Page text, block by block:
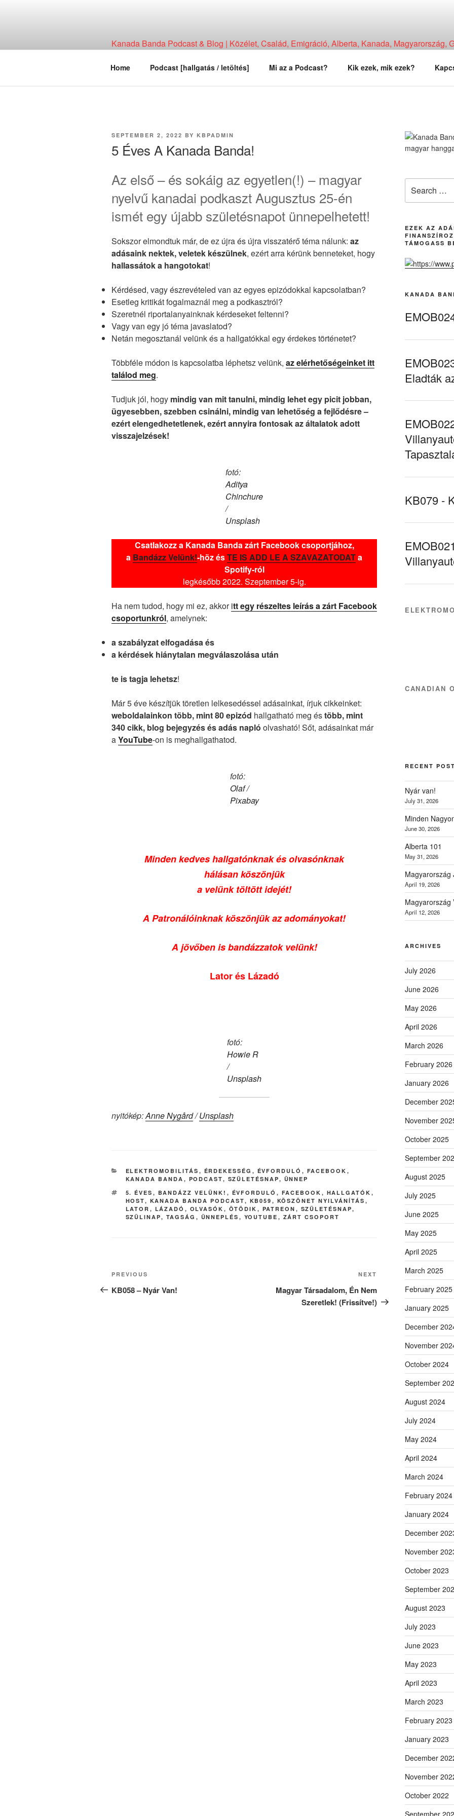
Kanada Banda Podcast & Blog | Közélet, Család, Emigráció, Alberta, Kanada, Magyarország,
Home Podcast [hallgatás / letöltés] Mi az a Podcast? Kik ezek, mik ezek?
POSTED
SEPTEMBER 2, 2022 BY KBPADMIN
5 Éves A Kanada Banda!
Az első – és sokáig az egyetlen(!) – magyar
nyelvű kanadai podkaszt Augusztus 25-én
ismét egy újabb születésnapot ünnepelhetett!
Sokszor elmondtuk már, de ez újra és újra visszatérő téma nálunk: az
adásaink nektek, veletek készülnek, ezért arra kérünk benneteket, hogy
hallassátok a hangotokat!
Kérdésed, vagy észrevételed van az egyes epizódokkal kapcsolatban?
Esetleg kritikát fogalmaznál meg a podkasztról?
Szeretnél riportalanyainknak kérdeseket feltenni?
Vagy van egy jó téma javaslatod?
Netán megosztanál velünk és a hallgatókkal egy érdekes történetet?
Többféle módon is kapcsolatba léphetsz velünk, az elérhetőségeinket itt
találod meg.
Tudjuk jól, hogy mindig van mit tanulni, mindig lehet egy picit jobban,
ügyesebben, szebben csinálni, mindig van lehetőség a fejlődésre –
ezért elengedhetetlenek, ezért annyira fontosak az általatok adott
visszajelzések!
fotó:
Aditya
Chinchure
/
Unsplash
Csatlakozz a Kanada Banda zárt Facebook csoportjához,
a Bandázz Velünk!-höz ésTE IS ADD LE A SZAVAZATODATa
Spotify-ról
legkésőbb 2022. Szeptember 5-ig.
Ha nem tudod, hogy mi ez, akkoritt egy részeltes leírás a zárt Facebook
csoportunkról, amelynek:
a szabályzat elfogadása és
a kérdések hiánytalan megválaszolása után
te is tagja lehetsz!
Már 5 éve készítjük töretlen lelkesedéssel adásainkat, írjuk cikkeinket:
weboldalainkon több, mint 80 epizód hallgatható meg éstöbb, mint
340 cikk, blog bejegyzés és adás napló olvasható! Sőt, adásainkat már
aYouTube-on is meghallgathatod.
fotó:
Olaf/
Pixabay
Minden kedves hallgatónknak és olvasónknak
hálásan köszönjük
a velünk töltött idejét!
A Patronálóinknak köszönjük az adományokat!
A jövőben is bandázzatok velünk!
Lator és Lázadó
fotó:
Howie R
/
Unsplash
nyitókép:Anne Nygård/Unsplash
CATEGORIES
ELEKTROMOBILITÁS , ÉRDEKESSÉG , ÉVFORDULÓ , FACEBOOK ,
KANADA BANDA , PODCAST, SZÜLETÉSNAP, ÜNNEP
TAGS
5. ÉVES , BANDÁZZ VELÜNK! , ÉVFORDULÓ , FACEBOOK , HALLGATÓK ,
HOST, KANADA BANDA PODCAST, KB059 , KÖSZÖNET NYILVÁNÍTÁS ,
LATOR , LÁZADÓ , OLVASÓK , ÖTÖDIK , PATREON , SZÜLETÉSNAP,
SZÜLINAP, TAGSÁG , ÜNNEPLÉS , YOUTUBE , ZÁRT CSOPORT
Post
navigation
Previous
Post
PREVIOUS
KB058 – Nyár Van!
Post
NEXT
Magyar Társadalom, Én Nem
Szeretlek! (Frissítve!)
for:
EZEK AZ
TÁMOGASS
KANADA
Eladták
KB079 -
CANADIAN
RECENT
Nyár van!
July 31, 2026
Minden
June 30, 2026
Alberta 101
May 31, 2026
Magyarország
April 19, 2026
Magyarország
April 12, 2026
ARCHIVES
July 2026
June 2026
May 2026
April 2026
March 2026
February 2026
January 2026
December
November
October 2025
September
August 2025
July 2025
June 2025
May 2025
April 2025
March 2025
February 2025
January 2025
December
November
October 2024
September
August 2024
July 2024
May 2024
April 2024
March 2024
February 2024
January 2024
December
November
October 2023
September
August 2023
July 2023
June 2023
May 2023
April 2023
March 2023
February 2023
January 2023
December
November
October 2022